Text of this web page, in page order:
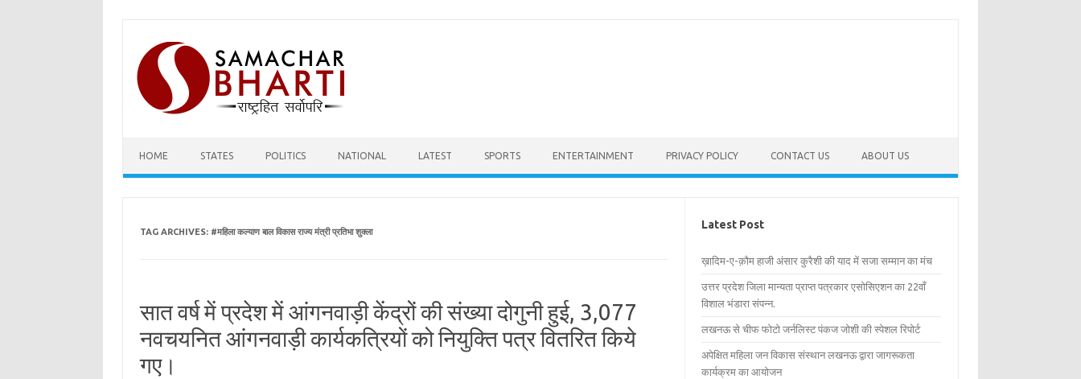
content
HOME STATES POLITICS NATIONAL LATEST SPORTS ENTERTAINMENT PRIVACY POLICY CONTACT US ABOUT US
TAG ARCHIVES: #महिला कल्याण बाल विकास राज्य मंत्री प्रतिभा शुक्ला
सात वर्ष में प्रदेश में आंगनवाड़ी केंद्रों की संख्या दोगुनी हुई, 3,077
नवचयनित आंगनवाड़ी कार्यकत्रियों को नियुक्ति पत्र वितरित किये
गए।
Latest Post
ख़ादिम-ए-क़ौम हाजी अंसार कुरैशी की याद में सजा सम्मान का मंच
उत्तर प्रदेश जिला मान्यता प्राप्त पत्रकार एसोसिएशन का 22वाँ
विशाल भंडारा संपन्न.
लखनऊ से चीफ फोटो जर्नलिस्ट पंकज जोशी की स्पेशल रिपोर्ट
अपेक्षित महिला जन विकास संस्थान लखनऊ द्वारा जागरूकता
कार्यक्रम का आयोजन